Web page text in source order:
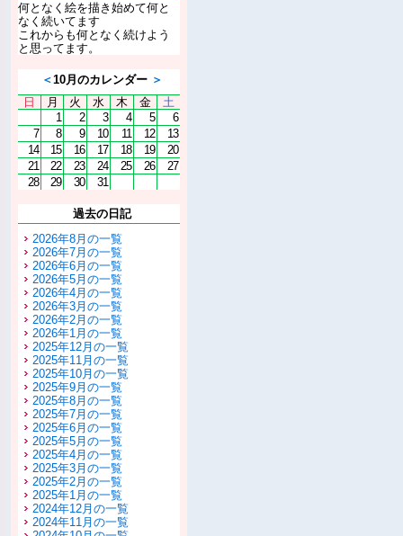
何となく絵を描き始めて何と
なく続いてます
これからも何となく続けよう
と思ってます。
＜10月のカレンダー ＞
日
月 火 水 木 金
土
1
2 3 4 5
6
7
8 9 10 11 12
13
14
15 16 17 18 19
20
21
22 23 24 25 26
27
28
29 30 31
過去の日記
2026年8月の一覧
2026年7月の一覧
2026年6月の一覧
2026年5月の一覧
2026年4月の一覧
2026年3月の一覧
2026年2月の一覧
2026年1月の一覧
2025年12月の一覧
2025年11月の一覧
2025年10月の一覧
2025年9月の一覧
2025年8月の一覧
2025年7月の一覧
2025年6月の一覧
2025年5月の一覧
2025年4月の一覧
2025年3月の一覧
2025年2月の一覧
2025年1月の一覧
2024年12月の一覧
2024年11月の一覧